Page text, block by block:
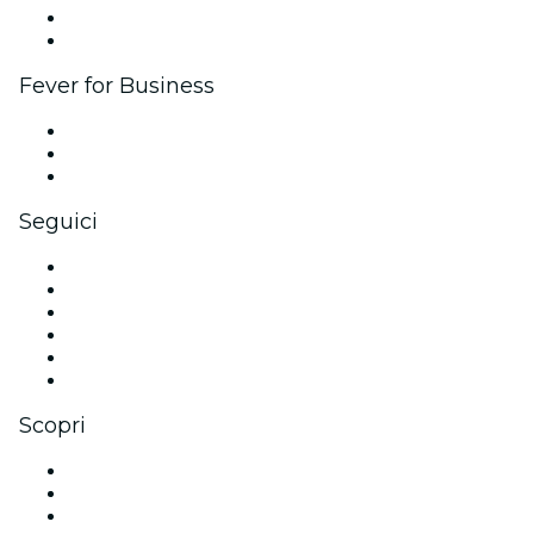
Fever for Business
Seguici
Scopri